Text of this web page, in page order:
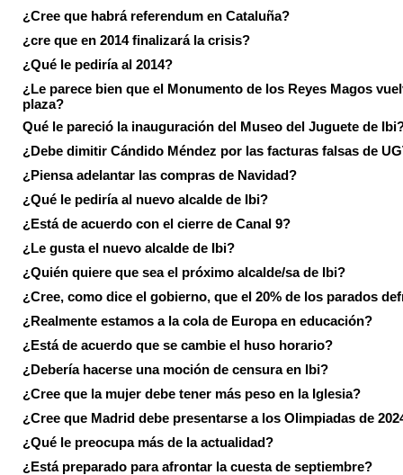
¿Cree que habrá referendum en Cataluña?
¿cre que en 2014 finalizará la crisis?
¿Qué le pediría al 2014?
¿Le parece bien que el Monumento de los Reyes Magos
plaza?
Qué le pareció la inauguración del Museo del Juguete de
¿Debe dimitir Cándido Méndez por las facturas falsas de
¿Piensa adelantar las compras de Navidad?
¿Qué le pediría al nuevo alcalde de Ibi?
¿Está de acuerdo con el cierre de Canal 9?
¿Le gusta el nuevo alcalde de Ibi?
¿Quién quiere que sea el próximo alcalde/sa de Ibi?
¿Cree, como dice el gobierno, que el 20% de los parados
¿Realmente estamos a la cola de Europa en educación?
¿Está de acuerdo que se cambie el huso horario?
¿Debería hacerse una moción de censura en Ibi?
¿Cree que la mujer debe tener más peso en la Iglesia?
¿Cree que Madrid debe presentarse a los Olimpiadas de
¿Qué le preocupa más de la actualidad?
¿Está preparado para afrontar la cuesta de septiembre?